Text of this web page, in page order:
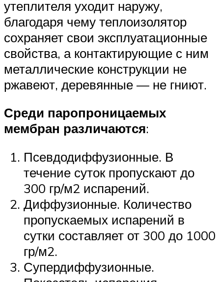
утеплителя уходит наружу,
благодаря чему теплоизолятор
сохраняет свои эксплуатационные
свойства, а контактирующие с ним
металлические конструкции не
ржавеют, деревянные — не гниют.
Среди паропроницаемых
мембран различаются:
Псевдодиффузионные. В
течение суток пропускают до
300 гр/м2 испарений.
Диффузионные. Количество
пропускаемых испарений в
сутки составляет от 300 до 1000
гр/м2.
Супердиффузионные.